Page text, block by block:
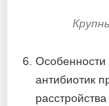
антибиотик